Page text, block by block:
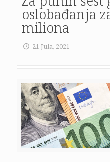
oslobađanja
miliona
21 Jula, 2021